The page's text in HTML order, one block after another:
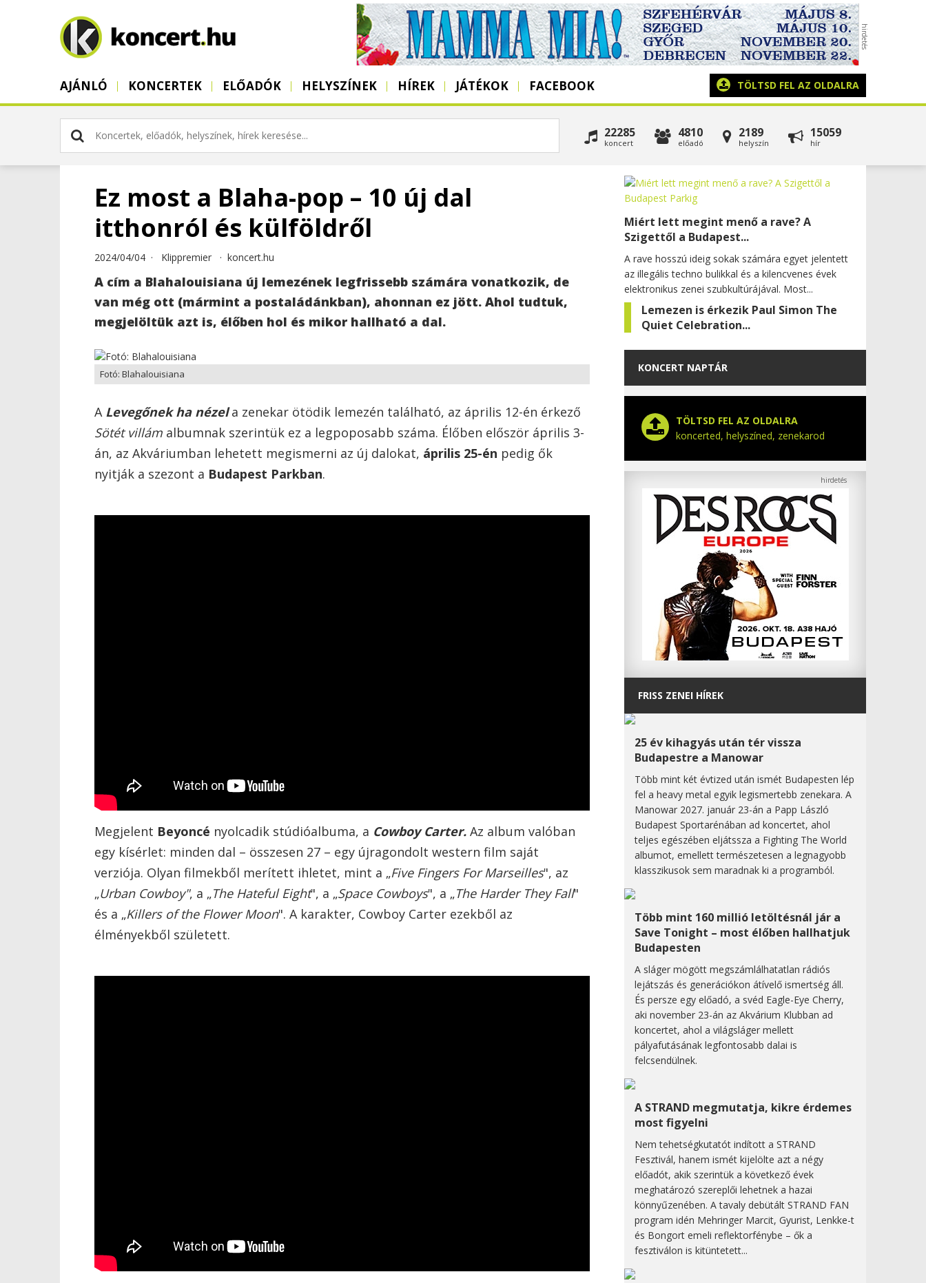
AJÁNLÓ KONCERTEK ELŐADÓK HELYSZÍNEK HÍREK JÁTÉKOK FACEBOOK TÖLTSD FEL AZ OLDALRA
22285
koncert
4810
előadó
2189
helyszín
15059
hír
Ez most a Blaha-pop – 10 új dal
itthonról és külföldről
2024/04/04 · Klippremier · koncert.hu
A cím a Blahalouisiana új lemezének legfrissebb számára vonatkozik, de
van még ott (mármint a postaládánkban), ahonnan ez jött. Ahol tudtuk,
megjelöltük azt is, élőben hol és mikor hallható a dal.
Fotó: Blahalouisiana
ALevegőnek ha nézela zenekar ötödik lemezén található, az április 12-én érkező
Sötét villám albumnak szerintük ez a legpoposabb száma. Élőben először április 3-
án, az Akváriumban lehetett megismerni az új dalokat, április 25-én pedig ők
nyitják a szezont a Budapest Parkban.
Megjelent Beyoncé nyolcadik stúdióalbuma, a Cowboy Carter. Az album valóban
egy kísérlet: minden dal – összesen 27 – egy újragondolt western film saját
verziója. Olyan filmekből merített ihletet, mint a „Five Fingers For Marseilles", az
„Urban Cowboy", a „The Hateful Eight", a „Space Cowboys", a „The Harder They Fall"
és a „Killers of the Flower Moon". A karakter, Cowboy Carter ezekből az
élményekből született.
Miért lett megint menő a rave? A
Szigettől a Budapest...
A rave hosszú ideig sokak számára egyet jelentett
az illegális techno bulikkal és a kilencvenes évek
elektronikus zenei szubkultúrájával. Most...
Lemezen is érkezik Paul Simon The
Quiet Celebration...
KONCERT NAPTÁR
TÖLTSD FEL AZ OLDALRA
koncerted, helyszíned, zenekarod
FRISS ZENEI HÍREK
25 év kihagyás után tér vissza
Budapestre a Manowar
Több mint két évtized után ismét Budapesten lép
fel a heavy metal egyik legismertebb zenekara. A
Manowar 2027. január 23-án a Papp László
Budapest Sportarénában ad koncertet, ahol
teljes egészében eljátssza a Fighting The World
albumot, emellett természetesen a legnagyobb
klasszikusok sem maradnak ki a programból.
Több mint 160 millió letöltésnál jár a
Save Tonight – most élőben hallhatjuk
Budapesten
A sláger mögött megszámlálhatatlan rádiós
lejátszás és generációkon átívelő ismertség áll.
És persze egy előadó, a svéd Eagle-Eye Cherry,
aki november 23-án az Akvárium Klubban ad
koncertet, ahol a világsláger mellett
pályafutásának legfontosabb dalai is
felcsendülnek.
A STRAND megmutatja, kikre érdemes
most figyelni
Nem tehetségkutatót indított a STRAND
Fesztivál, hanem ismét kijelölte azt a négy
előadót, akik szerintük a következő évek
meghatározó szereplői lehetnek a hazai
könnyűzenében. A tavaly debütált STRAND FAN
program idén Mehringer Marcit, Gyurist, Lenkke-t
és Bongort emeli reflektorfénybe – ők a
fesztiválon is kitüntetett...